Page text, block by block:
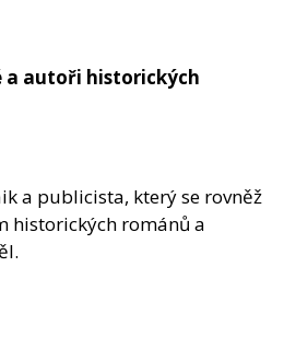
a autoři historických
a publicista, který se rovněž
historických románů a